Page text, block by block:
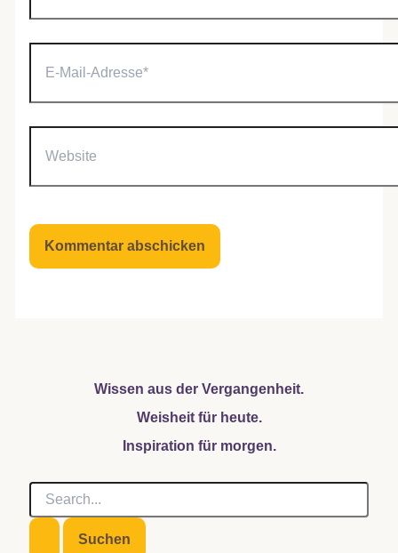
Mail-
Wissen aus der Vergangenheit.
Weisheit für heute.
Inspiration für morgen.
S
c